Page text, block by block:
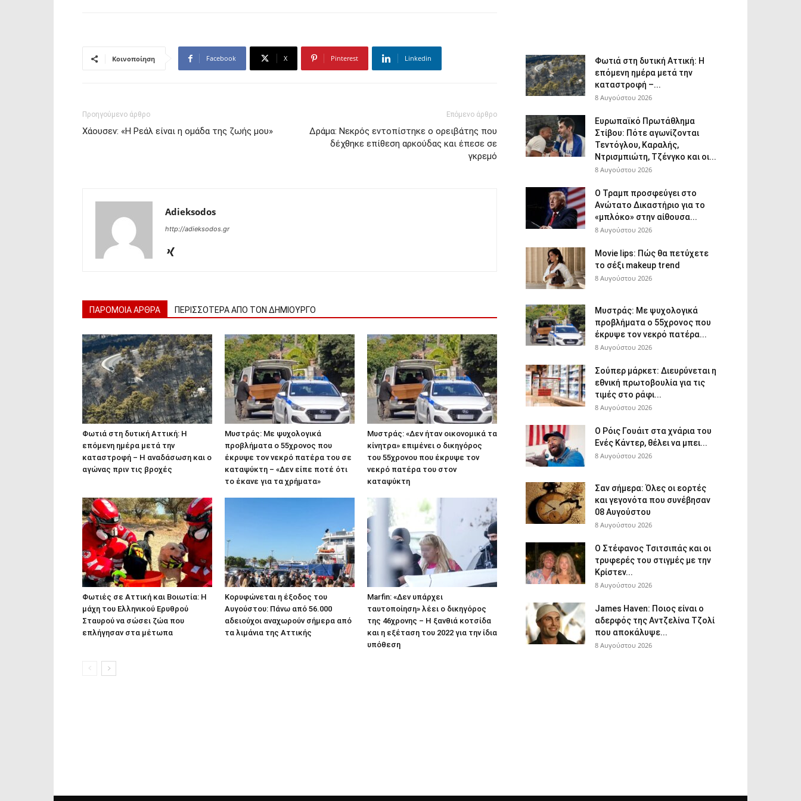
Κοινοποίηση Facebook X Pinterest Linkedin
Προηγούμενο άρθρο
Χάουσεν: «Η Ρεάλ είναι η ομάδα της ζωής μου»
Επόμενο άρθρο
Δράμα: Νεκρός εντοπίστηκε ο ορειβάτης που
δέχθηκε επίθεση αρκούδας και έπεσε σε
γκρεμό
Adieksodos
http://adieksodos.gr
ΠΑΡΟΜΟΙΑ ΑΡΘΡΑ ΠΕΡΙΣΣΟΤΕΡΑ ΑΠΟ ΤΟΝ ΔΗΜΙΟΥΡΓΟ
Φωτιά στη δυτική Αττική: Η
επόμενη ημέρα μετά την
καταστροφή – Η αναδάσωση και ο
αγώνας πριν τις βροχές
Μυστράς: Με ψυχολογικά
προβλήματα ο 55χρονος που
έκρυψε τον νεκρό πατέρα του σε
καταψύκτη – «Δεν είπε ποτέ ότι
το έκανε για τα χρήματα»
Μυστράς: «Δεν ήταν οικονομικά τα
κίνητρα» επιμένει ο δικηγόρος
του 55χρονου που έκρυψε τον
νεκρό πατέρα του στον
καταψύκτη
Φωτιές σε Αττική και Βοιωτία: Η
μάχη του Ελληνικού Ερυθρού
Σταυρού να σώσει ζώα που
επλήγησαν στα μέτωπα
Κορυφώνεται η έξοδος του
Αυγούστου: Πάνω από 56.000
αδειούχοι αναχωρούν σήμερα από
τα λιμάνια της Αττικής
Marfin: «Δεν υπάρχει
ταυτοποίηση» λέει ο δικηγόρος
της 46χρονης – Η ξανθιά κοτσίδα
και η εξέταση του 2022 για την ίδια
υπόθεση
Φωτιά στη δυτική Αττική: Η
επόμενη ημέρα μετά την
καταστροφή –...
8 Αυγούστου 2026
Ευρωπαϊκό Πρωτάθλημα
Στίβου: Πότε αγωνίζονται
Τεντόγλου, Καραλής,
Ντρισμπιώτη, Τζένγκο και οι...
8 Αυγούστου 2026
Ο Τραμπ προσφεύγει στο
Ανώτατο Δικαστήριο για το
«μπλόκο» στην αίθουσα...
8 Αυγούστου 2026
Movie lips: Πώς θα πετύχετε
το σέξι makeup trend
8 Αυγούστου 2026
Μυστράς: Με ψυχολογικά
προβλήματα ο 55χρονος που
έκρυψε τον νεκρό πατέρα...
8 Αυγούστου 2026
Σούπερ μάρκετ: Διευρύνεται η
εθνική πρωτοβουλία για τις
τιμές στο ράφι...
8 Αυγούστου 2026
Ο Ρόις Γουάιτ στα χνάρια του
Ενές Κάντερ, θέλει να μπει...
8 Αυγούστου 2026
Σαν σήμερα: Όλες οι εορτές
και γεγονότα που συνέβησαν
08 Αυγούστου
8 Αυγούστου 2026
Ο Στέφανος Τσιτσιπάς και οι
τρυφερές του στιγμές με την
Κρίστεν...
8 Αυγούστου 2026
James Haven: Ποιος είναι ο
αδερφός της Αντζελίνα Τζολί
που αποκάλυψε...
8 Αυγούστου 2026